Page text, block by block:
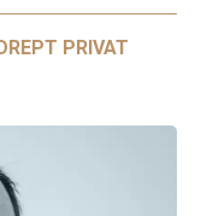
PRIVAT